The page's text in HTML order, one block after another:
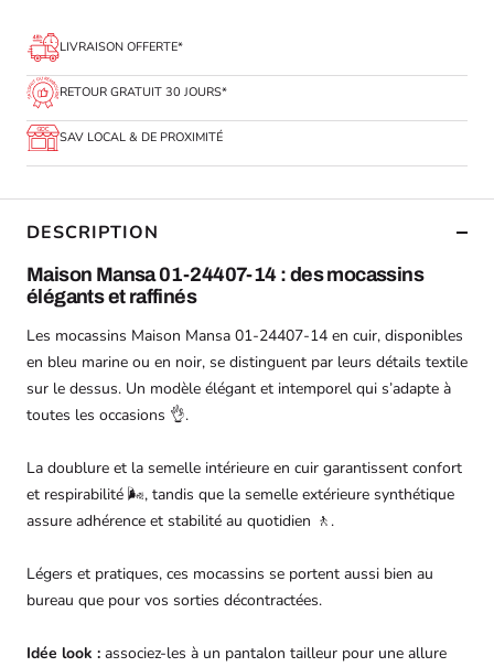
LIVRAISON OFFERTE*
RETOUR GRATUIT 30 JOURS*
SAV LOCAL & DE PROXIMITÉ
DESCRIPTION
Maison Mansa 01-24407-14 : des mocassins
élégants et raffinés
Les mocassins Maison Mansa 01-24407-14 en cuir, disponibles
en bleu marine ou en noir, se distinguent par leurs détails textile
sur le dessus. Un modèle élégant et intemporel qui s’adapte à
toutes les occasions 👌.
La doublure et la semelle intérieure en cuir garantissent confort
et respirabilité 🌬️, tandis que la semelle extérieure synthétique
assure adhérence et stabilité au quotidien 🚶.
Légers et pratiques, ces mocassins se portent aussi bien au
bureau que pour vos sorties décontractées.
Idée look : associez-les à un pantalon tailleur pour une allure